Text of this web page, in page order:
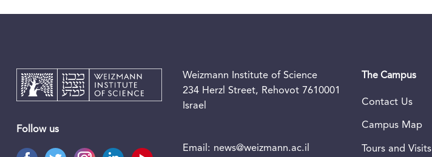
Follow us
Weizmann Institute of Science
234 Herzl Street, Rehovot 7610001
Israel
Email: news@weizmann.ac.il
The Campus
Contact Us
Campus Map
Tours and Visits